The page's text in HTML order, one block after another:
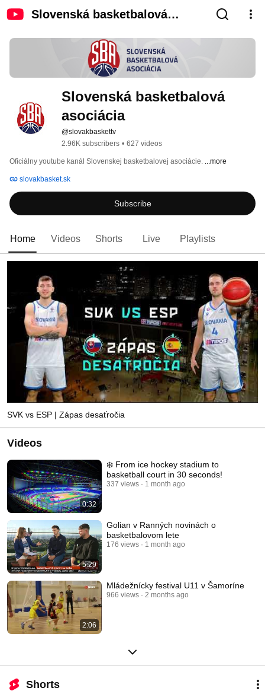
Slovenská basketbalová
Slovenská basketbalová
asociácia
@slovakbaskettv
2.96K subscribers • 627 videos
Oficiálny youtube kanál Slovenskej basketbalovej asociácie. ...more
slovakbasket.sk
Subscribe
Home Videos Shorts Live Playlists
SVK vs ESP | Zápas desaťročia
Videos
0:32
❄️ From ice hockey stadium to
basketball court in 30 seconds!
337 views 1 month ago
5:29
Golian v Ranných novinách o
basketbalovom lete
176 views 1 month ago
2:06
Mládežnícky festival U11 v Šamoríne
966 views 2 months ago
Shorts